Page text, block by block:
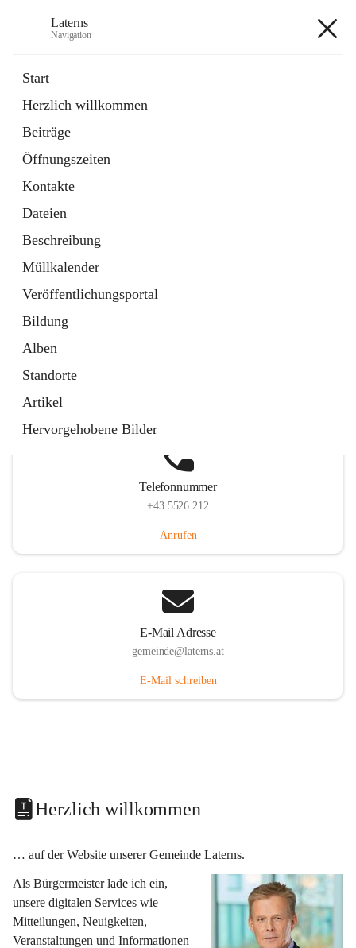
Laterns
Navigation
Start
Herzlich willkommen
Beiträge
Öffnungszeiten
Kontakte
Dateien
Beschreibung
Müllkalender
Veröffentlichungsportal
Bildung
Alben
Standorte
Artikel
Hervorgehobene Bilder
11 Schnellzugriffe
Soziales
1 Schnellzugriff
Telefonnummer
+43 5526 212
Anrufen
E-Mail Adresse
gemeinde@laterns.at
E-Mail schreiben
Herzlich willkommen
… auf der Website unserer Gemeinde Laterns.
Als Bürgermeister lade ich ein,
unsere digitalen Services wie
Mitteilungen, Neuigkeiten,
Veranstaltungen und Informationen